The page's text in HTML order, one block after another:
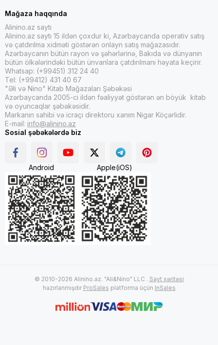
Mağaza haqqında
Alinino.az saytı
Alinino.az saytı 15 ildən çoxdur ki, Azərbaycanda operativ satış
və çatdırılma xidməti göstərən onlayn satış mağazasıdır.
Azərbaycanın bütün rayon və şəhərlərinə, Bakıda və dünyanın
bütün ölkələrindəki bütün ünvanlara çatdırılmanı həyata keçirir.
Whatsap: (+99451) 312 24 40
Tel: (+99412) 431 40 67
"Əli və Nino" Kitab Mağazaları Şəbəkəsi
Azərbaycanda 2005-ci ildən fəaliyyət göstərən ən böyük kitab
və oyuncaqlar şəbəkəsidir.
Markanın sahibi və icraçı direktoru xanım Nigar Köçərlidir.
E-mail: info@alinino.az
Sosial şəbəkələrdə biz
Android Apple(iOS)
© 2010-2026 Alinino.az. "Ali&Nino" LLC . Sayt xəritəsi
hazırlanmışdır ProSales platforma üçün InSales